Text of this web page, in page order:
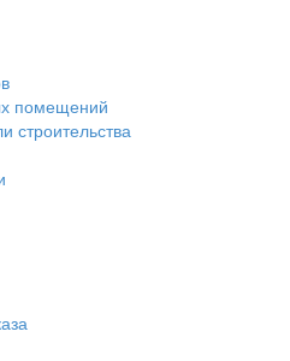
помещений
строительства